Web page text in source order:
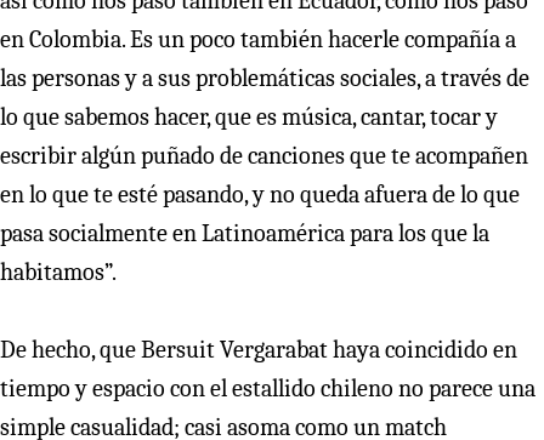
en Colombia. Es un poco también hacerle compañía a
las personas y a sus problemáticas sociales, a través de
lo que sabemos hacer, que es música, cantar, tocar y
escribir algún puñado de canciones que te acompañen
en lo que te esté pasando, y no queda afuera de lo que
pasa socialmente en Latinoamérica para los que la
habitamos”.
De hecho, que Bersuit Vergarabat haya coincidido en
tiempo y espacio con el estallido chileno no parece una
simple casualidad; casi asoma como un match